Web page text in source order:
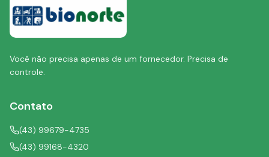
Você não precisa apenas de um fornecedor. Precisa de
controle.
Contato
(43) 99679-4735
(43) 99168-4320